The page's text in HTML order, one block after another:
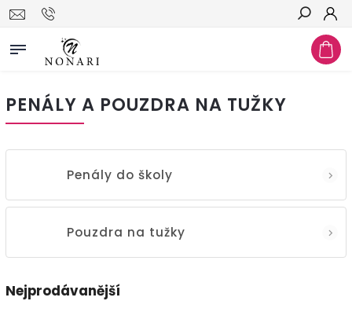
Hledat
PENÁLY A POUZDRA NA TUŽKY
Penály do školy
Pouzdra na tužky
Nejprodávanější